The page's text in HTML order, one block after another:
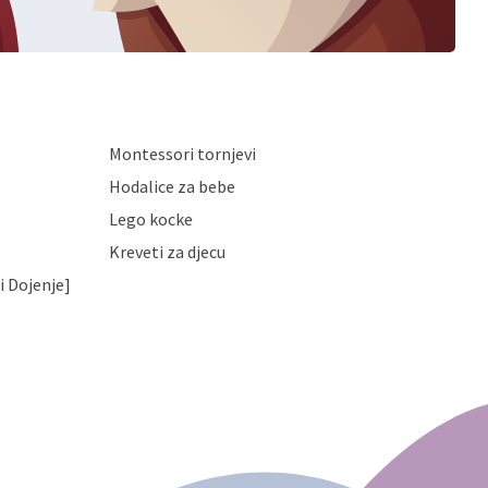
Montessori tornjevi
Hodalice za bebe
Lego kocke
Kreveti za djecu
Dojenje]